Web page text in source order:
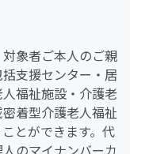
象者ご本人のご親
支援センター・居
福祉施設・介護老
着型介護老人福祉
とができます。代
のマイナンバーカ